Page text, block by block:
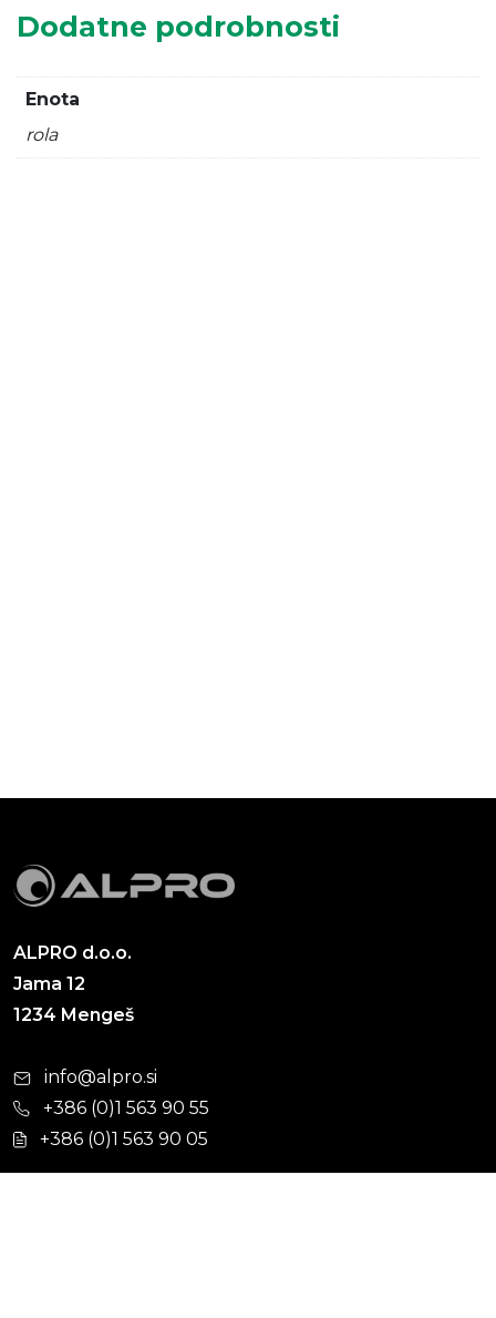
Dodatne podrobnosti
Enota
rola
ALPRO d.o.o.
Jama 12
1234 Mengeš
info@alpro.si
+386 (0)1 563 90 55
+386 (0)1 563 90 05